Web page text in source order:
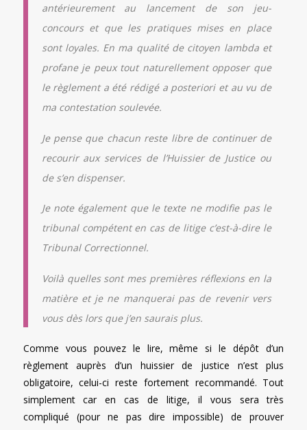
antérieurement au lancement de son jeu-
concours et que les pratiques mises en place
sont loyales. En ma qualité de citoyen lambda et
profane je peux tout naturellement opposer que
le règlement a été rédigé a posteriori et au vu de
ma contestation soulevée.
Je pense que chacun reste libre de continuer de
recourir aux services de l’Huissier de Justice ou
de s’en dispenser.
Je note également que le texte ne modifie pas le
tribunal compétent en cas de litige c’est-à-dire le
Tribunal Correctionnel.
Voilà quelles sont mes premières réflexions en la
matière et je ne manquerai pas de revenir vers
vous dès lors que j’en saurais plus.
Comme vous pouvez le lire, même si le dépôt d’un
règlement auprès d’un huissier de justice n’est plus
obligatoire, celui-ci reste fortement recommandé. Tout
simplement car en cas de litige, il vous sera très
compliqué (pour ne pas dire impossible) de prouver